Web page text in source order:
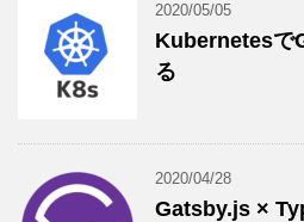
2020/05/05
Kubernetesで
る
2020/04/28
Gatsby.js ×